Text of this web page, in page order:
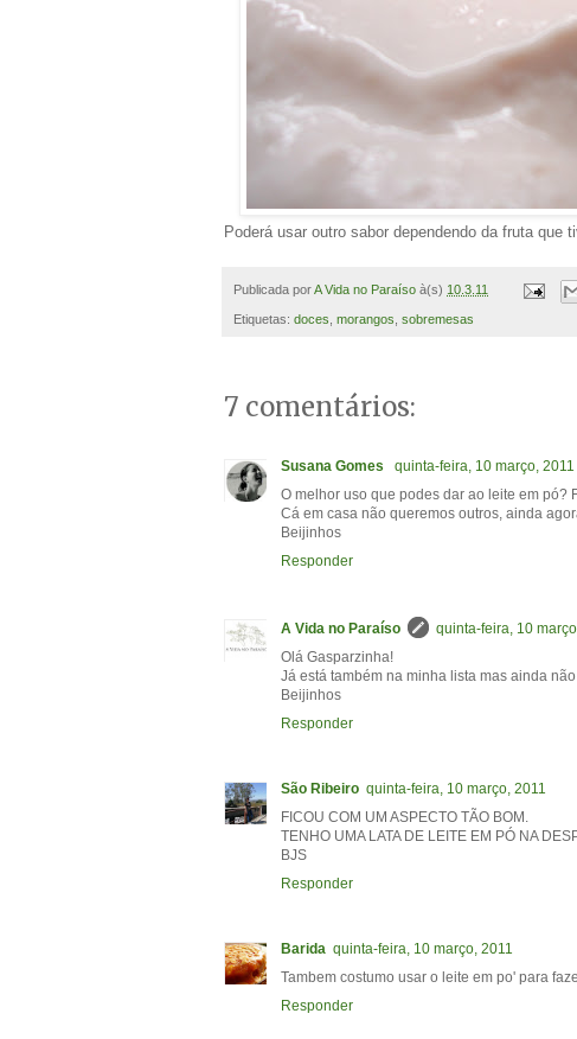
Poderá usar outro sabor dependendo da fruta que
Publicada porA Vida no Paraíso à(s) 10.3.11
Etiquetas: doces morangos sobremesas
7 comentários:
Susana Gomes
quinta-feira, 10 março, 2011
O melhor uso que podes dar ao leite em pó?
Cá em casa não queremos outros, ainda
Beijinhos
Responder
A Vida no Paraíso
quinta-feira, 10
Olá Gasparzinha!
Já está também na minha lista mas ainda
Beijinhos
Responder
São Ribeiro quinta-feira, 10 março, 2011
FICOU COM UM ASPECTO TÃO BOM.
TENHO UMA LATA DE LEITE EM PÓ NA
BJS
Responder
Barida quinta-feira, 10 março, 2011
Tambem costumo usar o leite em po' para
Responder